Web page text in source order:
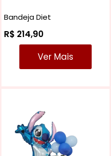
Bandeja Diet
R$ 214,90
Ver Mais